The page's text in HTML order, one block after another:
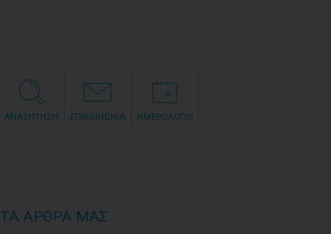
ΑΝΑΖΗΤΗΣΗ ΕΠΙΚΟΙΝΩΝΙΑ ΗΜΕΡΟΛΟΓΙΟ
ΤΑ ΑΡΘΡΑ ΜΑΣ